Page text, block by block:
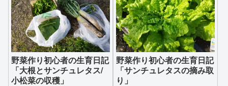
られる可能性もありますが木酢
液や特製の鷹の爪とニンニクを
配合したお酢を散布して様子を
見ます
野菜作り初心者の生育日記
「大根とサンチュレタス/
小松菜の収穫」
野菜作り初心者の生育日記
「サンチュレタスの摘み取
り」